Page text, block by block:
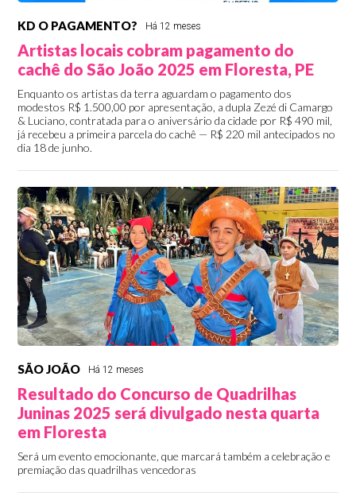
KD O PAGAMENTO? Há 12 meses
Artistas locais cobram pagamento do
cachê do São João 2025 em Floresta, PE
Enquanto os artistas da terra aguardam o pagamento dos
modestos R$ 1.500,00 por apresentação, a dupla Zezé di Camargo
& Luciano, contratada para o aniversário da cidade por R$ 490 mil,
já recebeu a primeira parcela do cachê — R$ 220 mil antecipados no
dia 18 de junho.
SÃO JOÃO Há 12 meses
Resultado do Concurso de Quadrilhas
Juninas 2025 será divulgado nesta quarta
em Floresta
Será um evento emocionante, que marcará também a celebração e
premiação das quadrilhas vencedoras